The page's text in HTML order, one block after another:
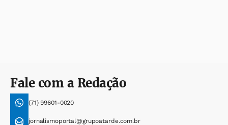
Fale com a Redação
(71) 99601-0020
jornalismoportal@grupoatarde.com.br